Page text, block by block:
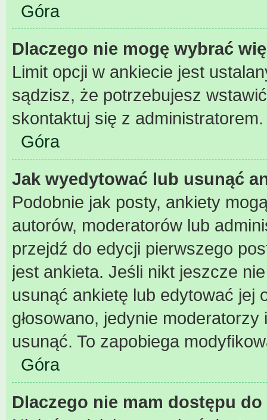
Góra
Dlaczego nie mogę wybrać
Limit opcji w ankiecie jest
sądzisz, że potrzebujesz
skontaktuj się z administratorem.
Góra
Jak wyedytować lub usunąć
Podobnie jak posty, ankiety
autorów, moderatorów lub
przejdź do edycji pierwszego
jest ankieta. Jeśli nikt jeszcze
usunąć ankietę lub edytować jej
głosowano, jedynie
usunąć. To zapobiega
Góra
Dlaczego nie mam dostępu do